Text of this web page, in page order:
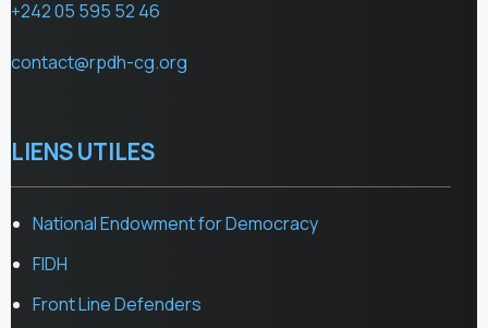
+242 05 595 52 46
contact@rpdh-cg.org
LIENS UTILES
National Endowment for Democracy
FIDH
Front Line Defenders